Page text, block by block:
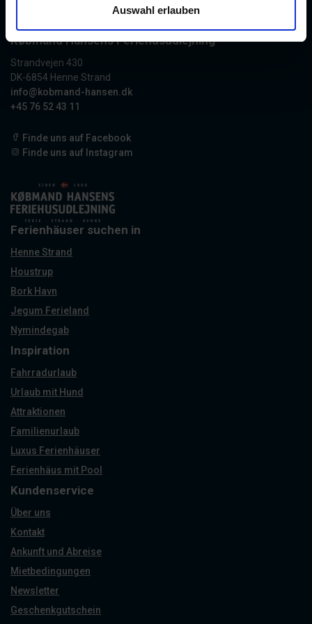
Auswahl erlauben
Købmand Hansens Feriehusudlejning
Strandvejen 430
DK-6854 Henne Strand
info@kobmand-hansen.dk
+45 76 52 43 11
Finde uns auf Facebook
Finde uns auf Instagram
Ferienhäuser suchen in
Henne Strand
Houstrup
Bork Havn
Jegum Ferieland
Nymindegab
Inspiration
Fahrradurlaub
Urlaub mit Hund
Attraktionen
Familienurlaub
Luxus Ferienhäuser
Ferienhäus mit Pool
Kundenservice
Über uns
Kontakt
Ankunft und Abreise
Mietbedingungen
Newsletter
Geschenkgutschein